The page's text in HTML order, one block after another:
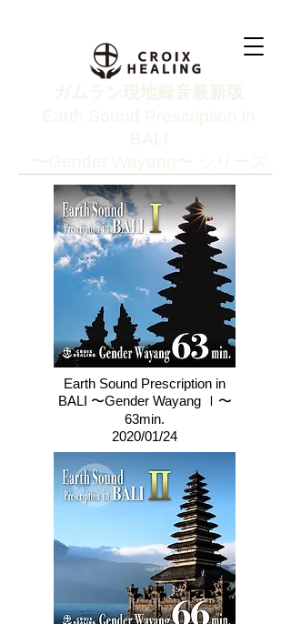
Earth Sound Prescription in
BALI 〜Gender Wayang Ⅰ〜
63min.
​2020/01/24